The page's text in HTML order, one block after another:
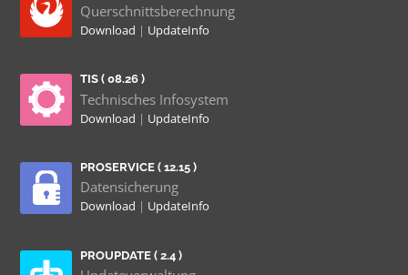
Querschnittsberechnung
Download | UpdateInfo
TIS ( 08.26 )
Technisches Infosystem
Download | UpdateInfo
PROSERVICE ( 12.15 )
Datensicherung
Download | UpdateInfo
PROUPDATE ( 2.4 )